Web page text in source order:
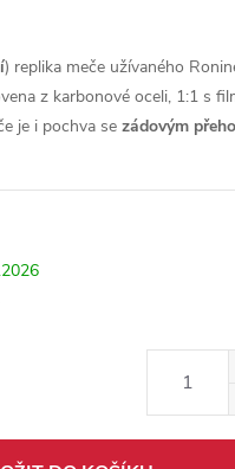
) replika meče užívaného
z karbonové oceli, 1:1 s
je i pochva se zádovým